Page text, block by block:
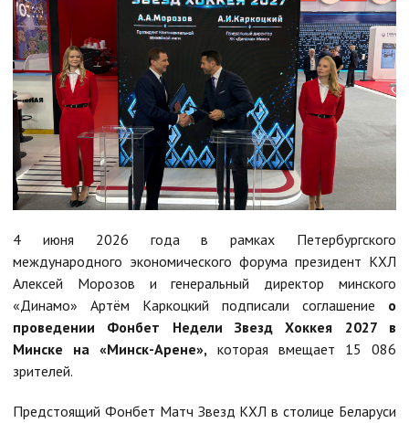
4 июня 2026 года в рамках Петербургского
международного экономического форума президент КХЛ
Алексей Морозов и генеральный директор минского
«Динамо» Артём Каркоцкий подписали соглашение о
проведении Фонбет Недели Звезд Хоккея 2027 в
Минске на «Минск-Арене», которая вмещает 15 086
зрителей.
Предстоящий Фонбет Матч Звезд КХЛ в столице Беларуси